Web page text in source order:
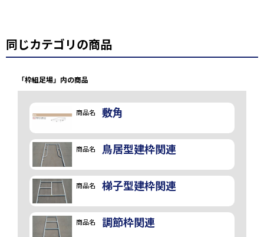
同じカテゴリの商品
「枠組足場」内の商品
商品名 敷角
商品名 鳥居型建枠関連
商品名 梯子型建枠関連
商品名 調節枠関連